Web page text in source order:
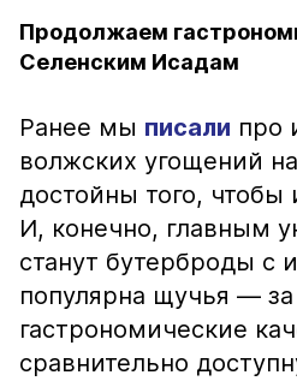
Продолжаем
Селенским Исадам
Ранее мы писали про
волжских угощений
достойны того, чтобы
И, конечно, главным
станут бутерброды с
популярна щучья — за
гастрономические
сравнительно